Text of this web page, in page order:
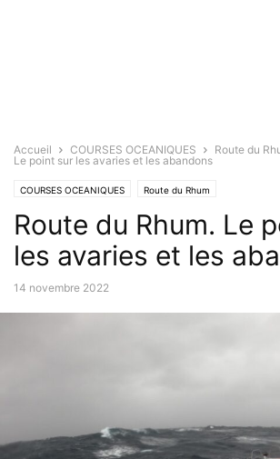
Accueil COURSES OCEANIQUES Route du
Le point sur les avaries et les abandons
COURSES OCEANIQUES Route du Rhum
Route du Rhum. Le
les avaries et les
14 novembre 2022